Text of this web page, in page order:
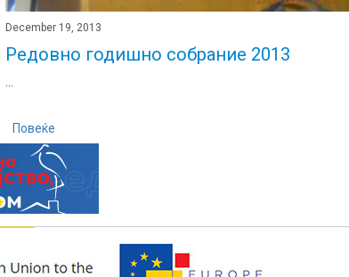
December 19, 2013
Редовно годишно собрание 2013
Повеќе